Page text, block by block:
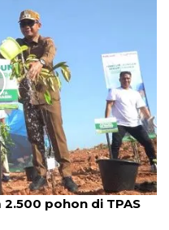
pohon di TPAS